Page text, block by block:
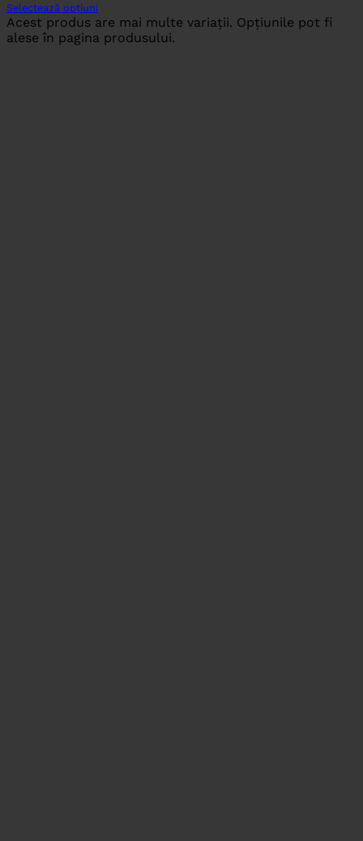
Selectează opțiuni
Acest produs are mai multe variații. Opțiunile pot fi
alese în pagina produsului.